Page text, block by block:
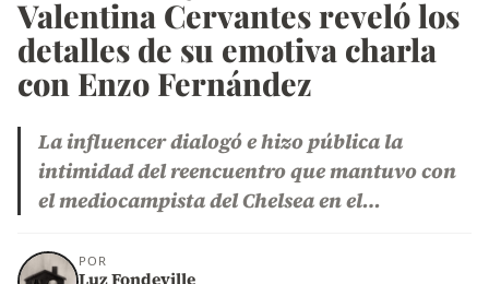
Valentina Cervantes reveló los
detalles de su emotiva charla
con Enzo Fernández
La influencer dialogó e hizo pública la
intimidad del reencuentro que mantuvo con
el mediocampista del Chelsea en el…
POR